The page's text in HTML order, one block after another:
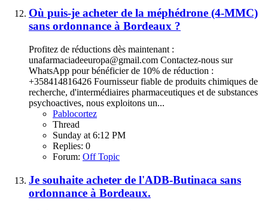
Où puis-je acheter de la méphédrone (4-MMC)
sans ordonnance à Bordeaux ?
Profitez de réductions dès maintenant :
unafarmaciadeeuropa@gmail.com Contactez-nous sur
WhatsApp pour bénéficier de 10% de réduction :
+358414816426 Fournisseur fiable de produits chimiques de
recherche, d'intermédiaires pharmaceutiques et de substances
psychoactives, nous exploitons un...
Pablocortez
Thread
Sunday at 6:12 PM
Replies: 0
Forum: Off Topic
Je souhaite acheter de l'ADB-Butinaca sans
ordonnance à Bordeaux.